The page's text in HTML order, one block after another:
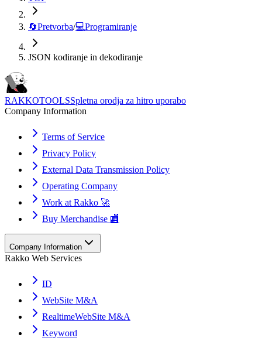
🔄Pretvorba/💻Programiranje
JSON kodiranje in dekodiranje
RAKKOTOOLSSpletna orodja za hitro uporabo
Company Information
Terms of Service
Privacy Policy
External Data Transmission Policy
Operating Company
Work at Rakko 🚀
Buy Merchandise 🏬
Company Information
Rakko Web Services
ID
WebSite M&A
RealtimeWebSite M&A
Keyword